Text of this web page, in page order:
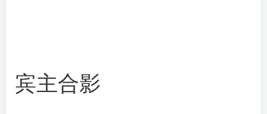
宾主合影